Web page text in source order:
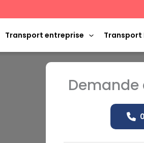
Transport entreprise Transport
Demande